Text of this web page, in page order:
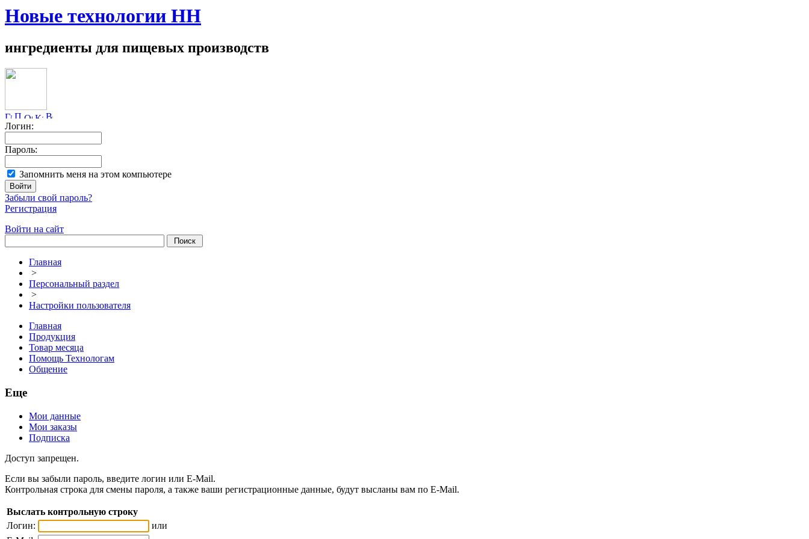
Новые технологии НН
ингредиенты для пищевых производств
Логин:
Пароль:
Запомнить меня на этом компьютере
Забыли свой пароль?
Регистрация
Войти на сайт
Главная
>
Персональный раздел
>
Настройки пользователя
Главная
Продукция
Товар месяца
Помощь Технологам
Общение
Еще
Мои данные
Мои заказы
Подписка
Доступ запрещен.
Если вы забыли пароль, введите логин или E-Mail.
Контрольная строка для смены пароля, а также ваши регистрационные данные, будут высланы вам по E-Mail.
Выслать контрольную строку
Логин:
или